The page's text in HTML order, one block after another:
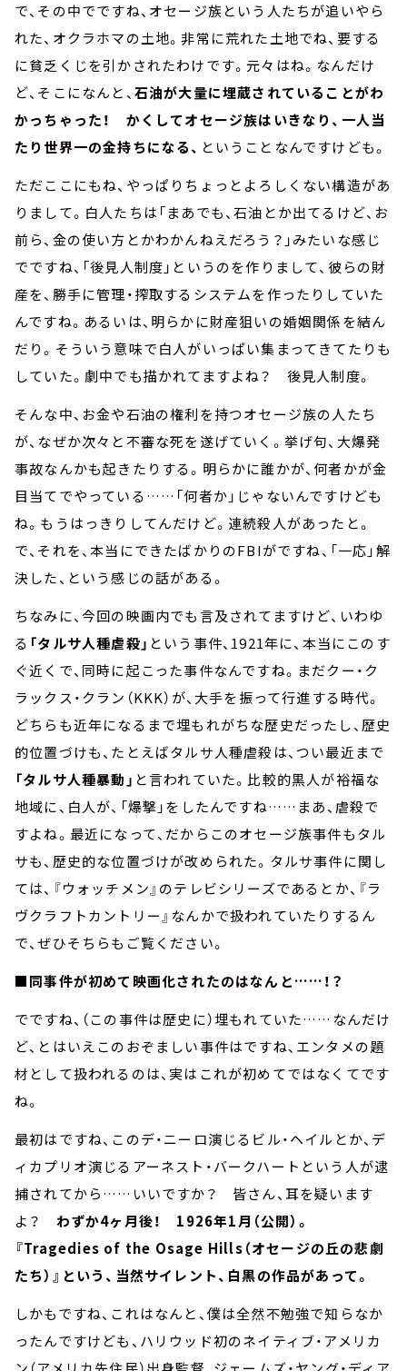
で、その中でですね、オセージ族という人たちが追いやら
れた、オクラホマの土地。非常に荒れた土地でね、要する
に貧乏くじを引かされたわけです。元々はね。なんだけ
ど、そこになんと、石油が大量に埋蔵されていることがわ
かっちゃった！
かくしてオセージ族はいきなり、一人当
たり世界一の金持ちになる、 ということなんですけども。
ただここにもね、やっぱりちょっとよろしくない構造があ
りまして。白人たちは「まあでも、石油とか出てるけど、お
前ら、金の使い方とかわかんねえだろう？」みたいな感じ
でですね、「後見人制度」というのを作りまして、彼らの財
産を、勝手に管理・搾取するシステムを作ったりしていた
んですね。あるいは、明らかに財産狙いの婚姻関係を結ん
だり。そういう意味で白人がいっぱい集まってきてたりも
していた。劇中でも描かれてますよね？ 後見人制度。
そんな中、お金や石油の権利を持つオセージ族の人たち
が、なぜか次々と不審な死を遂げていく。挙げ句、大爆発
事故なんかも起きたりする。明らかに誰かが、何者かが金
目当てでやっている……「何者か」じゃないんですけども
ね。もうはっきりしてんだけど。連続殺人があったと。
で、それを、本当にできたばかりのFBIがですね、「一応」解
決した、という感じの話がある。
ちなみに、今回の映画内でも言及されてますけど、いわゆ
る 「タルサ人種虐殺」 という事件、1921年に、本当にこのす
ぐ近くで、同時に起こった事件なんですね。まだクー・ク
ラックス・クラン（KKK）が、大手を振って行進する時代。
どちらも近年になるまで埋もれがちな歴史だったし、歴史
的位置づけも、たとえばタルサ人種虐殺は、つい最近まで
「タルサ人種暴動」 と言われていた。比較的黒人が裕福な
地域に、白人が、「爆撃」をしたんですね……まあ、虐殺で
すよね。最近になって、だからこのオセージ族事件もタル
サも、歴史的な位置づけが改められた。タルサ事件に関し
ては、『ウォッチメン』のテレビシリーズであるとか、『ラ
ヴクラフトカントリー』なんかで扱われていたりするん
で、ぜひそちらもご覧ください。
■同事件が初めて映画化されたのはなんと……！？
でですね、（この事件は歴史に）埋もれていた……なんだけ
ど、とはいえこのおぞましい事件はですね、エンタメの題
材として扱われるのは、実はこれが初めてではなくてです
ね。
最初はですね、このデ・ニーロ演じるビル・ヘイルとか、デ
ィカプリオ演じるアーネスト・バークハートという人が逮
捕されてから……いいですか？ 皆さん、耳を疑います
よ？ わずか4ヶ月後！ 1926年1月（公開）。
『Tragedies of the Osage Hills（オセージの丘の悲劇
たち）』という、当然サイレント、白黒の作品があって。
しかもですね、これはなんと、僕は全然不勉強で知らなか
ったんですけども、ハリウッド初のネイティブ・アメリカ